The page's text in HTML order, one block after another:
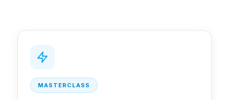
MASTERCLASS